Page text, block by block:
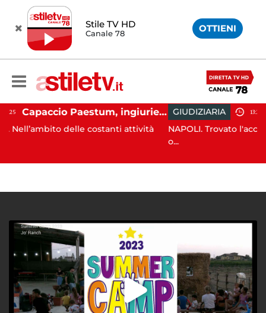
Stile TV HD
Canale 78 OTTIENI
Capaccio Paestum, ingiurie alla Polizia Municipale sui social: indagato un cittadino
delle costanti attività
GIUDIZIARIA 13:26
NAPOLI. Trovato l'accordo per il